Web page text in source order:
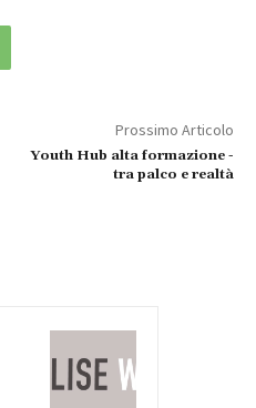
Prossimo Articolo
Youth Hub alta formazione -
tra palco e realtà